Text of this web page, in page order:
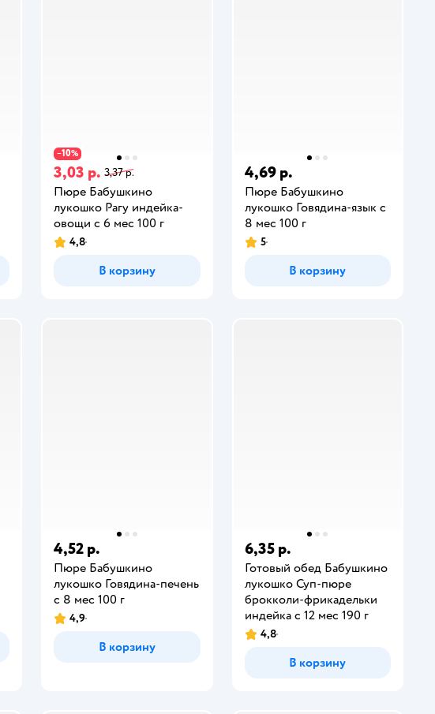
−10%
3,03 р. 3,37 р.
Пюре Бабушкино
лукошко Рагу индейка-
овощи с 6 мес 100 г
4,8
В корзину
4,69 р.
Пюре Бабушкино
лукошко Говядина-язык с
8 мес 100 г
5
В корзину
4,52 р.
Пюре Бабушкино
лукошко Говядина-печень
с 8 мес 100 г
4,9
В корзину
6,35 р.
Готовый обед Бабушкино
лукошко Суп-пюре
брокколи-фрикадельки
индейка с 12 мес 190 г
4,8
В корзину